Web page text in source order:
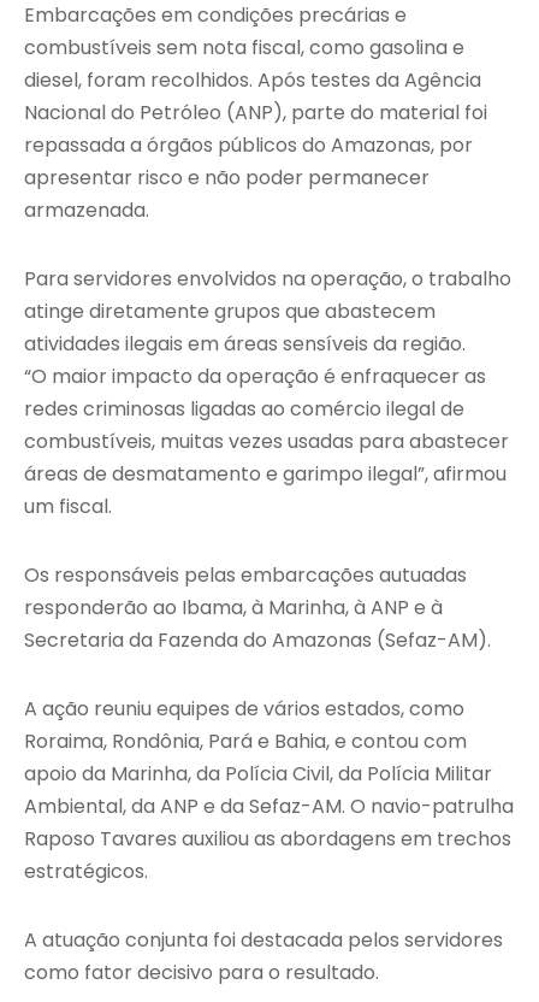
Embarcações em condições precárias e
combustíveis sem nota fiscal, como gasolina e
diesel, foram recolhidos. Após testes da Agência
Nacional do Petróleo (ANP), parte do material foi
repassada a órgãos públicos do Amazonas, por
apresentar risco e não poder permanecer
armazenada.
Para servidores envolvidos na operação, o trabalho
atinge diretamente grupos que abastecem
atividades ilegais em áreas sensíveis da região.
“O maior impacto da operação é enfraquecer as
redes criminosas ligadas ao comércio ilegal de
combustíveis, muitas vezes usadas para abastecer
áreas de desmatamento e garimpo ilegal”, afirmou
um fiscal.
Os responsáveis pelas embarcações autuadas
responderão ao Ibama, à Marinha, à ANP e à
Secretaria da Fazenda do Amazonas (Sefaz-AM).
A ação reuniu equipes de vários estados, como
Roraima, Rondônia, Pará e Bahia, e contou com
apoio da Marinha, da Polícia Civil, da Polícia Militar
Ambiental, da ANP e da Sefaz-AM. O navio-patrulha
Raposo Tavares auxiliou as abordagens em trechos
estratégicos.
A atuação conjunta foi destacada pelos servidores
como fator decisivo para o resultado.